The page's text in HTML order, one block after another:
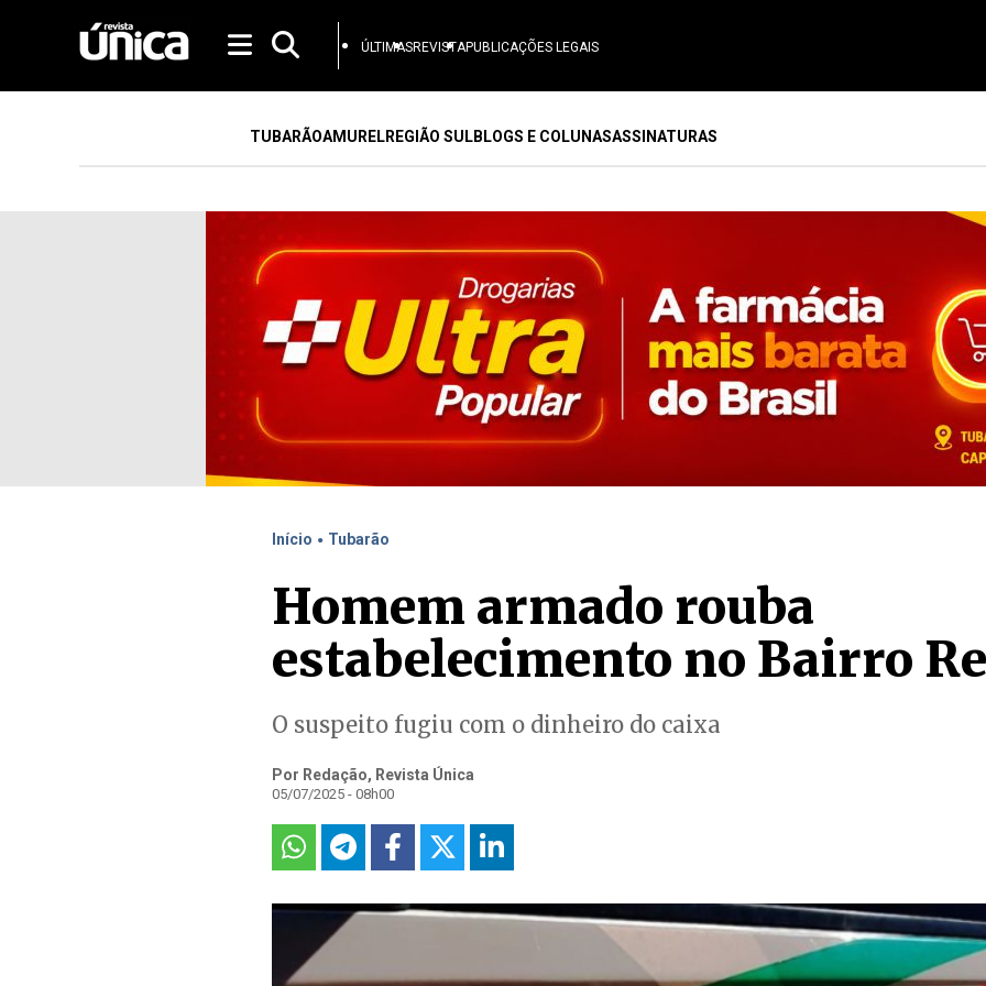
ÚLTIMASREVISTAPUBLICAÇÕES LEGAIS
TUBARÃOAMURELREGIÃO SULBLOGS E COLUNASASSINATURAS
Início . Tubarão
Homem armado rouba
estabelecimento no Bairro
O suspeito fugiu com o dinheiro do caixa
Por Redação, Revista Única
05/07/2025 - 08h00